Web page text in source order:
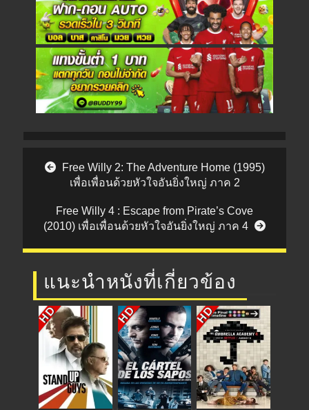
Post navigation
Free Willy 2: The Adventure Home (1995)
เพื่อเพื่อนด้วยหัวใจอันยิ่งใหญ่ ภาค 2
Free Willy 4 : Escape from Pirate’s Cove
(2010) เพื่อเพื่อนด้วยหัวใจอันยิ่งใหญ่ ภาค 4
แนะนำหนังที่เกี่ยวข้อง
HD HD HD